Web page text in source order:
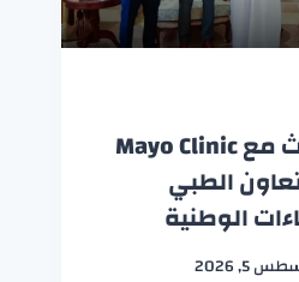
العوضي يبحث مع Mayo Clinic
الطبي
الوطنية
5, 2026